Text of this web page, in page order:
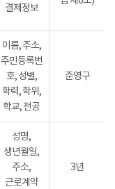
결제정보
이름, 주소,
주민등록번
호, 성별,
학력, 학위,
학교, 전공
준영구
성명,
생년월일,
주소,
근로계약
3년